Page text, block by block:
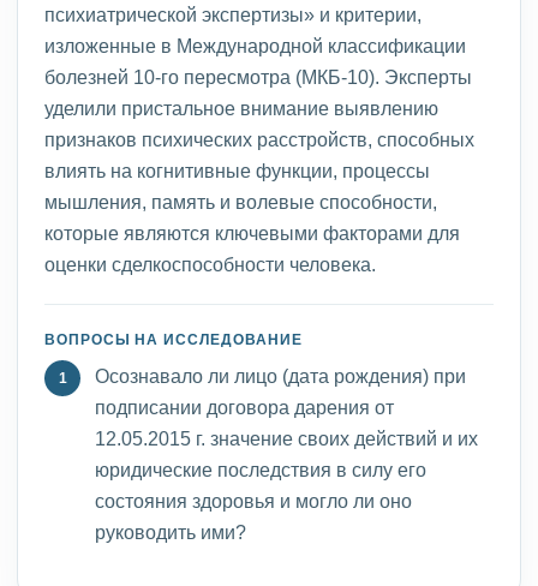
психиатрической экспертизы» и критерии,
изложенные в Международной классификации
болезней 10-го пересмотра (МКБ-10). Эксперты
уделили пристальное внимание выявлению
признаков психических расстройств, способных
влиять на когнитивные функции, процессы
мышления, память и волевые способности,
которые являются ключевыми факторами для
оценки сделкоспособности человека.
ВОПРОСЫ НА ИССЛЕДОВАНИЕ
Осознавало ли лицо (дата рождения) при
подписании договора дарения от
12.05.2015 г. значение своих действий и их
юридические последствия в силу его
состояния здоровья и могло ли оно
руководить ими?